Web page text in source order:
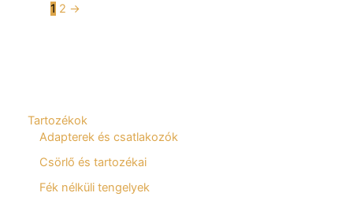
Tartozékok
Adapterek és csatlakozók
Csörlő és tartozékai
Fék nélküli tengelyek
1 2 →